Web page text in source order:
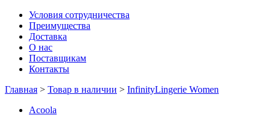
Условия сотрудничества
Преимущества
Доставка
О нас
Поставщикам
Контакты
Главная > Товар в наличии > InfinityLingerie Women
Acoola